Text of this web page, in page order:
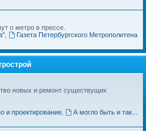
о метро в прессе.
,
Газета Петербургского Метрополитена
новых и ремонт существущих
и проектирование,
А могло быть и так...